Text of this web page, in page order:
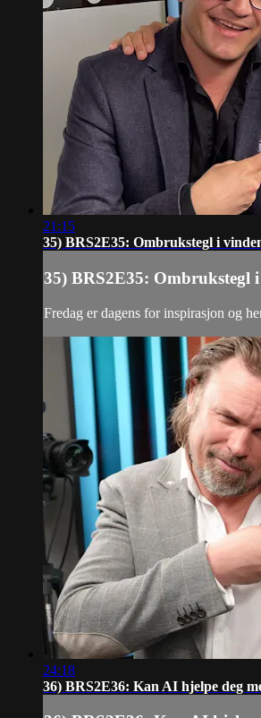
21:15
35) BRS2E35: Ombrukstegl i
35) BRS2E35: Ombrukstegl
Fredag er dagens for inspirasjon og
24:18
36) BRS2E36: Kan AI hjelpe deg